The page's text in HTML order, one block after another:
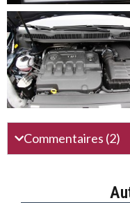
Commentaires (2)